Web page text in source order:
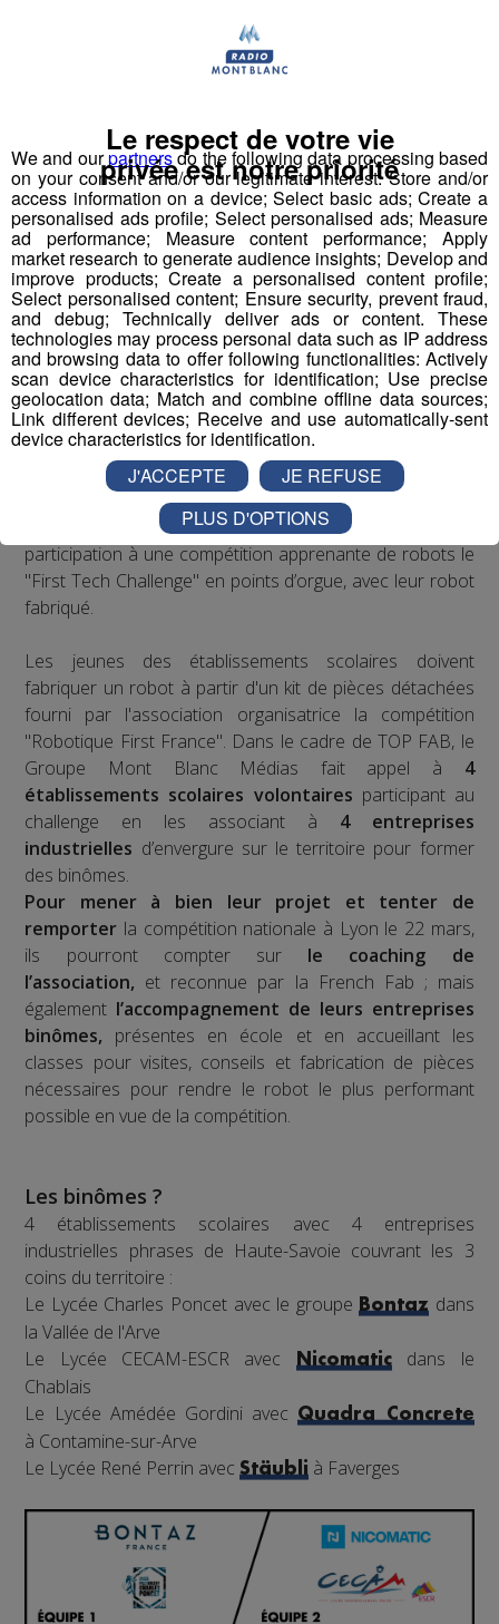
Top Fab, le 1er programme
audiovisuel inspirant qui raconte
génération
Dans l’esprit d'un “top chef de l’industrie”, à l’image de la
nouvelle perception désirable suscitée pour la cuisine
suite à l’impulsion et la récurrence média depuis 15 ans.
L’ambition ?
FABriquer la nouvelle perception du monde industriel
avec les jeunes comme acteurs et ambassadeurs de la
filière.
La méthode ?
Vulgariser l’industrie en la rendant ludique
prétexte du robot : de la fabrication d’un robot par des
collégiens et lycéens sur plusieurs mois à leur
participation à une compétition apprenante de robots le
"First Tech Challenge" en points d’orgue, avec leur robot
fabriqué.
Les jeunes des établissements scolaires doivent
fabriquer un robot à partir d'un kit de pièces détachées
fourni par l'association organisatrice la compétition
"Robotique First France". Dans le cadre de TOP FAB, le
Groupe Mont Blanc Médias fait appel à 4
établissements scolaires volontaires participant au
challenge en les associant à 4 entreprises
industrielles d’envergure sur le territoire pour former
des binômes.
Pour mener à bien leur projet et tenter de
remporter la compétition nationale à Lyon le 22 mars,
ils pourront compter sur le coaching de
l’association, et reconnue par la French Fab ; mais
également l’accompagnement de leurs entreprises
binômes, présentes en école et en accueillant les
classes pour visites, conseils et fabrication de pièces
nécessaires pour rendre le robot le plus performant
possible en vue de la compétition.
Les binômes ?
4 établissements scolaires avec 4 entreprises
industrielles phrases de Haute-Savoie couvrant les 3
coins du territoire :
Le Lycée Charles Poncet avec le groupeBontaz dans
la Vallée de l'Arve
Le Lycée CECAM-ESCR avec
Nicomaticdans le
Chablais
Le Lycée Amédée Gordini avecQuadra Concrete
à Contamine-sur-Arve
Le Lycée René Perrin avecStäubli à Faverges
We and ourpartnersdo the following data processing based
on your consent and/or our legitimate interest: Store and/or
access information on a device; Select basic ads; Create a
personalised ads profile; Select personalised ads; Measure
ad performance; Measure content performance; Apply
market research to generate audience insights; Develop and
improve products; Create a personalised content profile;
Select personalised content; Ensure security, prevent fraud,
and debug; Technically deliver ads or content. These
technologies may process personal data such as IP address
and browsing data to offer following functionalities: Actively
scan device characteristics for identification; Use precise
geolocation data; Match and combine offline data sources;
Link different devices; Receive and use automatically-sent
device characteristics for identification.
Le respect de votre vie
privée est notre priorité
J'ACCEPTE
JE REFUSE
PLUS D'OPTIONS